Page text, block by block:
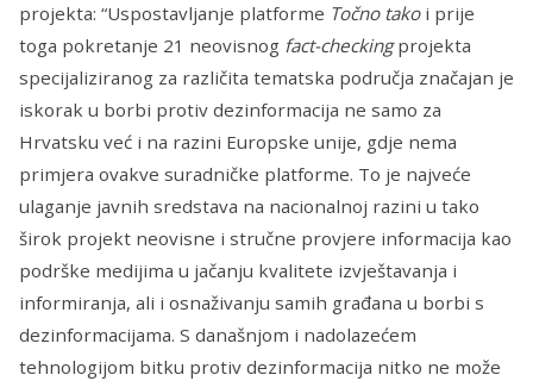
projekta: “Uspostavljanje platforme Točno takoi prije
toga pokretanje 21 neovisnog fact-checkingprojekta
specijaliziranog za različita tematska područja značajan je
iskorak u borbi protiv dezinformacija ne samo za
Hrvatsku već i na razini Europske unije, gdje nema
primjera ovakve suradničke platforme. To je najveće
ulaganje javnih sredstava na nacionalnoj razini u tako
širok projekt neovisne i stručne provjere informacija kao
podrške medijima u jačanju kvalitete izvještavanja i
informiranja, ali i osnaživanju samih građana u borbi s
dezinformacijama. S današnjom i nadolazećem
tehnologijom bitku protiv dezinformacija nitko ne može